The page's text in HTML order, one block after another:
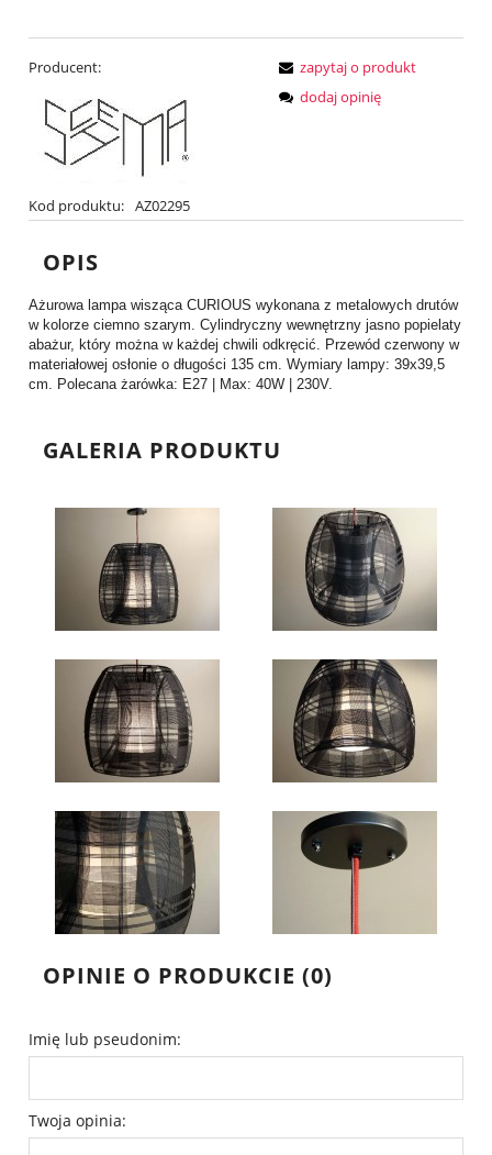
Producent:
Kod produktu: AZ02295
zapytaj o produkt
dodaj opinię
OPIS
Ażurowa lampa wisząca CURIOUS wykonana z metalowych drutów
w kolorze ciemno szarym. Cylindryczny wewnętrzny jasno popielaty
abażur, który można w każdej chwili odkręcić. Przewód czerwony w
materiałowej osłonie o długości 135 cm. Wymiary lampy: 39x39,5
cm. Polecana żarówka: E27 | Max: 40W | 230V.
GALERIA PRODUKTU
OPINIE O PRODUKCIE (0)
Imię lub pseudonim:
Twoja opinia: